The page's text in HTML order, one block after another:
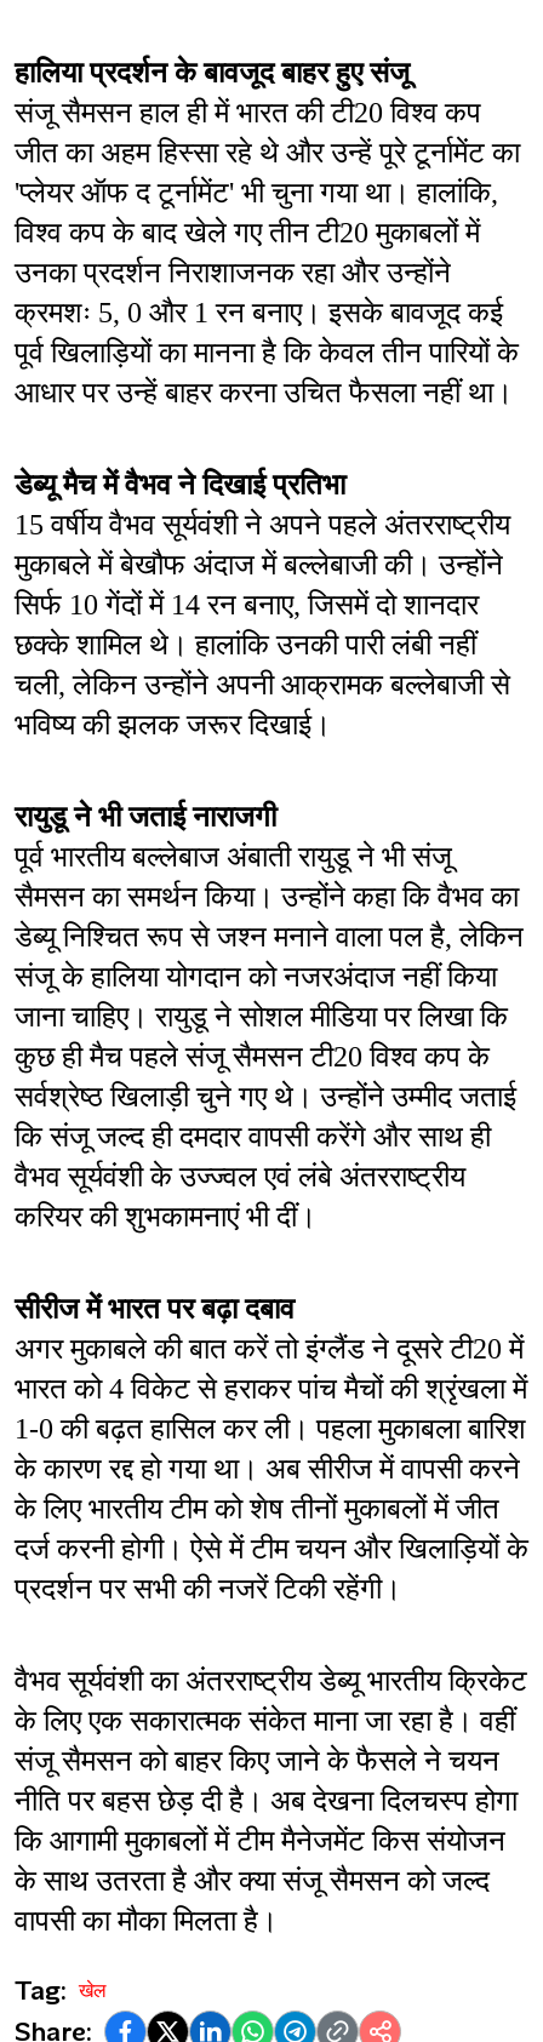
हालिया प्रदर्शन के बावजूद बाहर हुए संजू
संजू सैमसन हाल ही में भारत की टी20 विश्व कप
जीत का अहम हिस्सा रहे थे और उन्हें पूरे टूर्नामेंट का
'प्लेयर ऑफ द टूर्नामेंट' भी चुना गया था। हालांकि,
विश्व कप के बाद खेले गए तीन टी20 मुकाबलों में
उनका प्रदर्शन निराशाजनक रहा और उन्होंने
क्रमशः 5, 0 और 1 रन बनाए। इसके बावजूद कई
पूर्व खिलाड़ियों का मानना है कि केवल तीन पारियों के
आधार पर उन्हें बाहर करना उचित फैसला नहीं था।
डेब्यू मैच में वैभव ने दिखाई प्रतिभा
15 वर्षीय वैभव सूर्यवंशी ने अपने पहले अंतरराष्ट्रीय
मुकाबले में बेखौफ अंदाज में बल्लेबाजी की। उन्होंने
सिर्फ 10 गेंदों में 14 रन बनाए, जिसमें दो शानदार
छक्के शामिल थे। हालांकि उनकी पारी लंबी नहीं
चली, लेकिन उन्होंने अपनी आक्रामक बल्लेबाजी से
भविष्य की झलक जरूर दिखाई।
रायुडू ने भी जताई नाराजगी
पूर्व भारतीय बल्लेबाज अंबाती रायुडू ने भी संजू
सैमसन का समर्थन किया। उन्होंने कहा कि वैभव का
डेब्यू निश्चित रूप से जश्न मनाने वाला पल है, लेकिन
संजू के हालिया योगदान को नजरअंदाज नहीं किया
जाना चाहिए। रायुडू ने सोशल मीडिया पर लिखा कि
कुछ ही मैच पहले संजू सैमसन टी20 विश्व कप के
सर्वश्रेष्ठ खिलाड़ी चुने गए थे। उन्होंने उम्मीद जताई
कि संजू जल्द ही दमदार वापसी करेंगे और साथ ही
वैभव सूर्यवंशी के उज्ज्वल एवं लंबे अंतरराष्ट्रीय
करियर की शुभकामनाएं भी दीं।
सीरीज में भारत पर बढ़ा दबाव
अगर मुकाबले की बात करें तो इंग्लैंड ने दूसरे टी20 में
भारत को 4 विकेट से हराकर पांच मैचों की श्रृंखला में
1-0 की बढ़त हासिल कर ली। पहला मुकाबला बारिश
के कारण रद्द हो गया था। अब सीरीज में वापसी करने
के लिए भारतीय टीम को शेष तीनों मुकाबलों में जीत
दर्ज करनी होगी। ऐसे में टीम चयन और खिलाड़ियों के
प्रदर्शन पर सभी की नजरें टिकी रहेंगी।
वैभव सूर्यवंशी का अंतरराष्ट्रीय डेब्यू भारतीय क्रिकेट
के लिए एक सकारात्मक संकेत माना जा रहा है। वहीं
संजू सैमसन को बाहर किए जाने के फैसले ने चयन
नीति पर बहस छेड़ दी है। अब देखना दिलचस्प होगा
कि आगामी मुकाबलों में टीम मैनेजमेंट किस संयोजन
के साथ उतरता है और क्या संजू सैमसन को जल्द
वापसी का मौका मिलता है।
Tag: खेल
Share: